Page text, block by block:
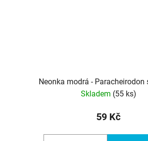
Neonka modrá - Paracheirodon
Skladem (55 ks)
59 Kč